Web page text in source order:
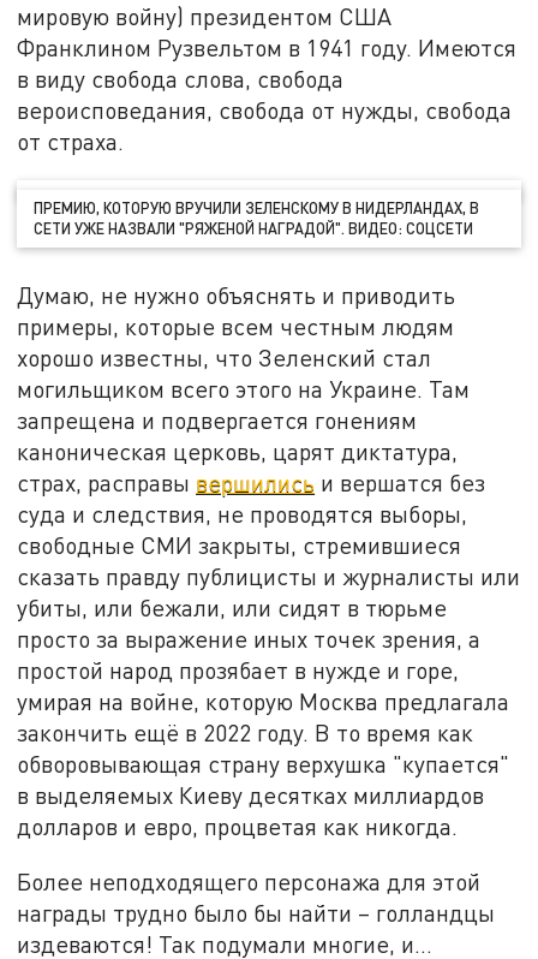
мировую войну) президентом США
Франклином Рузвельтом в 1941 году. Имеются
в виду свобода слова, свобода
вероисповедания, свобода от нужды, свобода
от страха.
ПРЕМИЮ, КОТОРУЮ ВРУЧИЛИ ЗЕЛЕНСКОМУ В НИДЕРЛАНДАХ, В
СЕТИ УЖЕ НАЗВАЛИ "РЯЖЕНОЙ НАГРАДОЙ". ВИДЕО: СОЦСЕТИ
Думаю, не нужно объяснять и приводить
примеры, которые всем честным людям
хорошо известны, что Зеленский стал
могильщиком всего этого на Украине. Там
запрещена и подвергается гонениям
каноническая церковь, царят диктатура,
страх, расправы вершились и вершатся без
суда и следствия, не проводятся выборы,
свободные СМИ закрыты, стремившиеся
сказать правду публицисты и журналисты или
убиты, или бежали, или сидят в тюрьме
просто за выражение иных точек зрения, а
простой народ прозябает в нужде и горе,
умирая на войне, которую Москва предлагала
закончить ещё в 2022 году. В то время как
обворовывающая страну верхушка "купается"
в выделяемых Киеву десятках миллиардов
долларов и евро, процветая как никогда.
Более неподходящего персонажа для этой
награды трудно было бы найти – голландцы
издеваются! Так подумали многие, и…